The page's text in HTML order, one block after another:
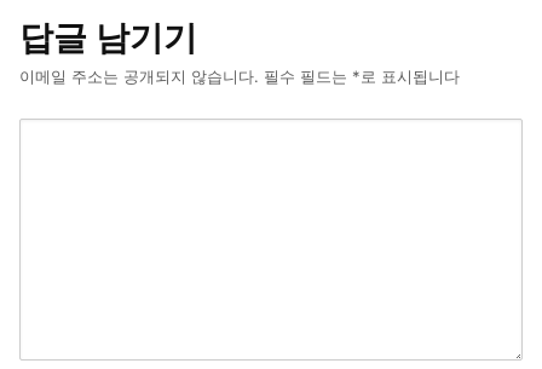
답글 남기기
이메일 주소는 공개되지 않습니다. 필수 필드는 *로 표시됩니다